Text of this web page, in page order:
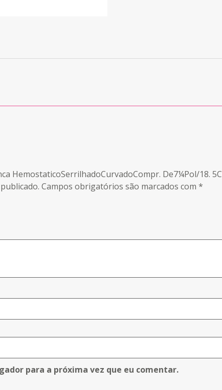
HemostaticoSerrilhadoCurvadoCompr. De7¼Pol/18.
Campos obrigatórios são marcados com *
para a próxima vez que eu comentar.